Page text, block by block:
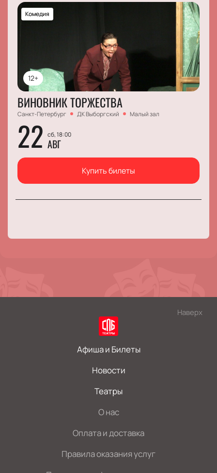
12+
Комедия
ВИНОВНИК ТОРЖЕСТВА
Санкт-Петербург ДК Выборгский Малый зал
22 сб, 18:00
АВГ
Купить билеты
Наверх
Афиша и Билеты
Новости
Театры
О нас
Оплата и доставка
Правила оказания услуг